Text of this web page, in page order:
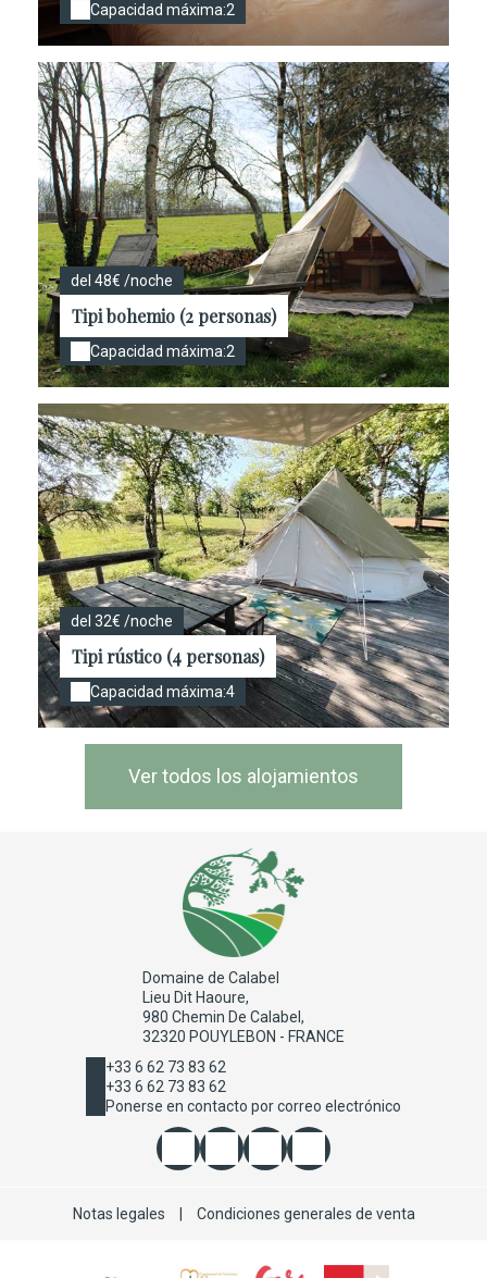
Capacidad máxima:2
del 48€ /noche
Tipi bohemio (2 personas)
Capacidad máxima:2
del 32€ /noche
Tipi rústico (4 personas)
Capacidad máxima:4
Ver todos los alojamientos
Domaine de Calabel
Lieu Dit Haoure,
980 Chemin De Calabel,
32320 POUYLEBON - FRANCE
+33 6 62 73 83 62
+33 6 62 73 83 62
Ponerse en contacto por correo electrónico
Notas legales Condiciones generales de venta